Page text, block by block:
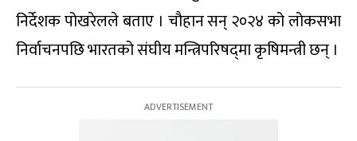
निर्देशक पोखरेलले बताए । चौहान सन् २०२४ को लोकसभा
निर्वाचनपछि भारतको संघीय मन्त्रिपरिषद्‌मा कृषिमन्त्री छन् ।